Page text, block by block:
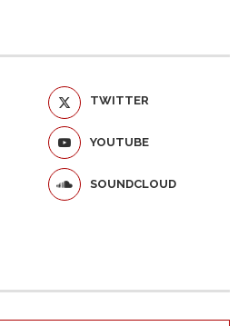
TWITTER
YOUTUBE
SOUNDCLOUD